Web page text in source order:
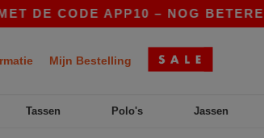
CODE APP10 – NOG BETERE
Mijn Bestelling
Tassen Polo's Jassen